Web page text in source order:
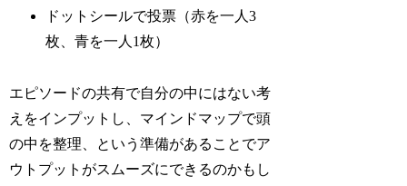
ドットシールで投票（赤を一人3
枚、青を一人1枚）
エピソードの共有で自分の中にはない考
えをインプットし、マインドマップで頭
の中を整理、という準備があることでア
ウトプットがスムーズにできるのかもし